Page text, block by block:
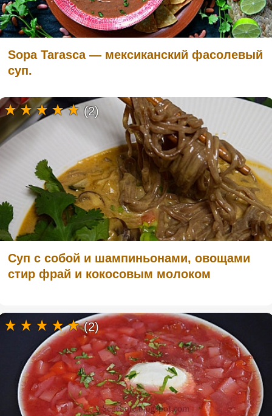
Sopa Tarasca — мексиканский фасолевый
суп.
Суп с собой и шампиньонами, овощами
стир фрай и кокосовым молоком
(2)
(2)